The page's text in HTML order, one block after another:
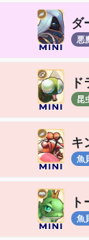
昆
ト
魚
キ
魚
ダ
悪